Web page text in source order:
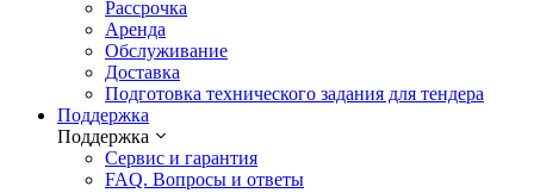
Рассрочка
Аренда
Обслуживание
Доставка
Подготовка технического задания для тендера
Поддержка
Поддержка
Сервис и гарантия
FAQ. Вопросы и ответы